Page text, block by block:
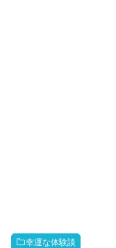
幸運な体験談